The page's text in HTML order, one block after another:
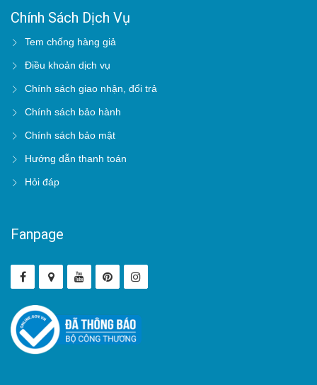
Chính Sách Dịch Vụ
Tem chống hàng giả
Điều khoản dịch vụ
Chính sách giao nhận, đổi trả
Chính sách bảo hành
Chính sách bảo mật
Hướng dẫn thanh toán
Hỏi đáp
Fanpage